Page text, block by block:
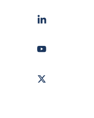
LinkedIn
Youtube
Twitter